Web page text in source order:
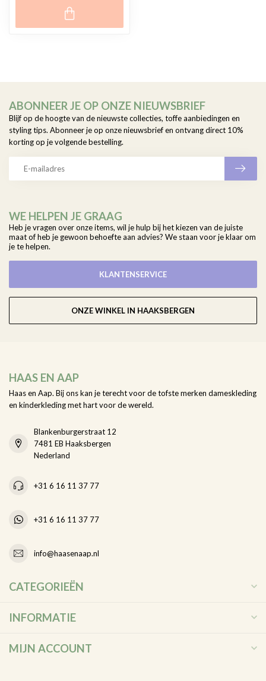
WE HELPEN JE GRAAG
Heb je vragen over onze items, wil je hulp bij het kiezen van de juiste
maat of heb je gewoon behoefte aan advies? We staan voor je klaar om
je te helpen.
KLANTENSERVICE
ONZE WINKEL IN HAAKSBERGEN
ABONNEER JE OP ONZE NIEUWSBRIEF
Blijf op de hoogte van de nieuwste collecties, toffe aanbiedingen en
styling tips. Abonneer je op onze nieuwsbrief en ontvang direct 10%
korting op je volgende bestelling.
HAAS EN AAP
Haas en Aap. Bij ons kan je terecht voor de tofste merken dameskleding
en kinderkleding met hart voor de wereld.
Blankenburgerstraat 12
7481 EB Haaksbergen
Nederland
+31 6 16 11 37 77
+31 6 16 11 37 77
info@haasenaap.nl
CATEGORIEËN
INFORMATIE
MIJN ACCOUNT